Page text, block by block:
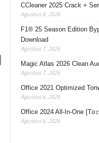
CCleaner 2025 Crack +
Agustus 8, 2026
F1® 25 Season Edition
Download
Agustus 7, 2026
Magic Atlas 2026 Clean
Agustus 7, 2026
Office 2021 Optimized
Agustus 6, 2026
Office 2024 All-In-One
Agustus 6, 2026